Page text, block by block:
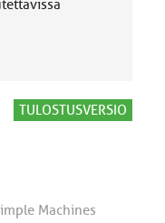
TULOSTUSVERSIO
Machines